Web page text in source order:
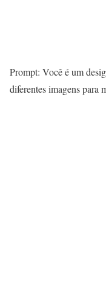
Prompt: Você é um
diferentes imagens para